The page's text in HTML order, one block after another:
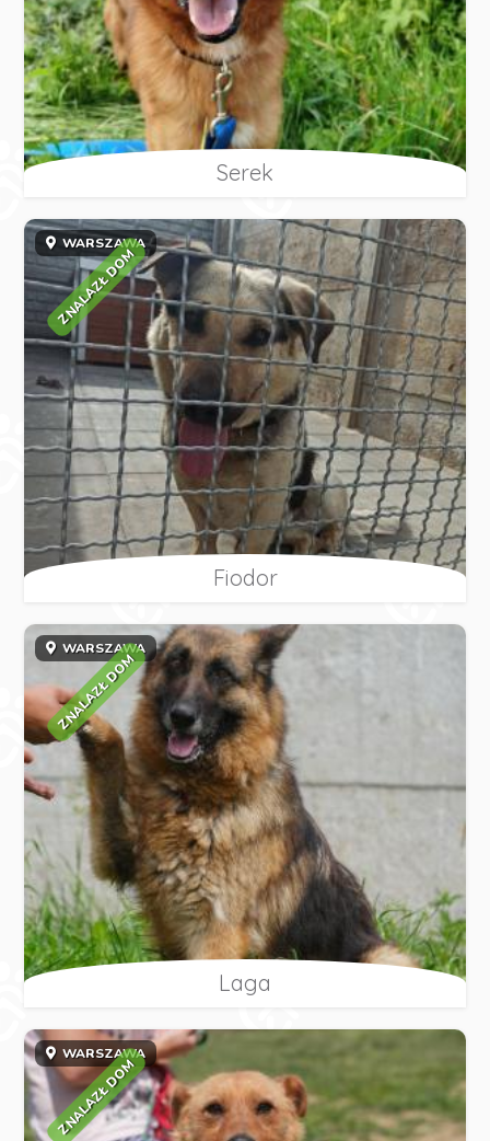
Serek
WARSZAWA
ZNALAZŁ DOM
Fiodor
WARSZAWA
ZNALAZŁ DOM
Laga
WARSZAWA
ZNALAZŁ DOM